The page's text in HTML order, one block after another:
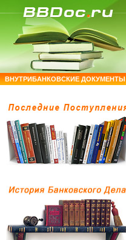
ВНУТРИБАНКОВСКИЕ ДОКУМЕНТЫ